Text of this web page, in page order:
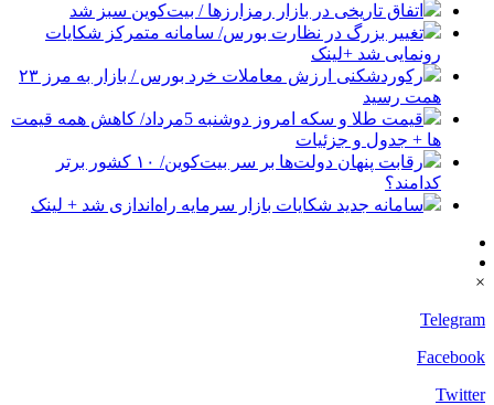
اتفاق تاریخی در بازار رمزارزها / بیت‌کوین سبز شد
تغییر بزرگ در نظارت بورس/ سامانه متمرکز شکایات
رونمایی شد +لینک
رکوردشکنی ارزش معاملات خرد بورس / بازار به مرز ۲۳
همت رسید
قیمت طلا و سکه امروز دوشنبه 5مرداد/ کاهش همه قیمت
ها + جدول و جزئیات
رقابت پنهان دولت‌ها بر سر بیت‌کوین/ ۱۰ کشور برتر
کدامند؟
سامانه جدید شکایات بازار سرمایه راه‌اندازی شد + لینک
×
Telegram
Facebook
Twitter